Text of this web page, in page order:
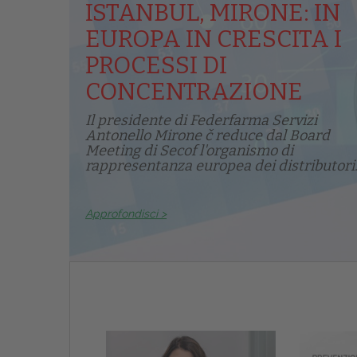
ISTANBUL, MIRONE: IN
EUROPA IN CRESCITA I
PROCESSI DI
CONCENTRAZIONE
Il presidente di Federfarma Servizi
Antonello Mirone č reduce dal Board
Meeting di Secof l'organismo di
rappresentanza europea dei
Approfondisci >